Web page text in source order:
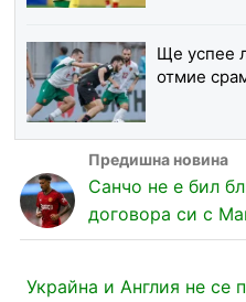
Ще успее
отмие
Санчо не е бил
договора си с
Украйна и Англия не се